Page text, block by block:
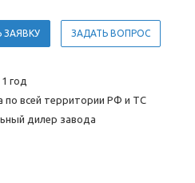
ЗАЯВКУ ЗАДАТЬ ВОПРОС
год
по всей территории РФ и ТС
дилер завода